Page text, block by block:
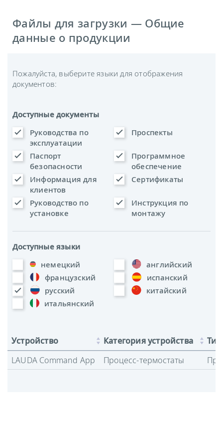
Файлы для загрузки — Общие
данные о продукции
Пожалуйста, выберите языки для отображения
документов:
Доступные документы
Руководства по
эксплуатации
Проспекты
Паспорт
безопасности
Программное
обеспечение
Информация для
клиентов
Сертификаты
Руководство по
установке
Инструкция по
монтажу
Доступные языки
немецкий
английский
французский
испанский
русский
китайский
итальянский
Устройство Категория устройства
LAUDA Command App
Процесс-термостаты